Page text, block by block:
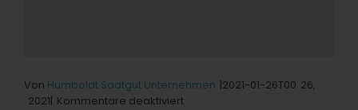
Von Humboldt Saatgut Unternehmen |2021-01-26T00 26,
2021| Kommentare deaktiviertfür